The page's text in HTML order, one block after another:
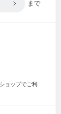
まで
ョップでご利